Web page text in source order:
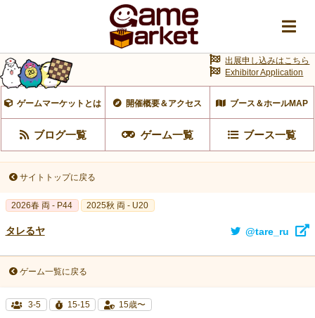
ゲームマーケットとは 開催概要＆アクセス ブース＆ホールMAP
ブログ一覧 ゲーム一覧 ブース一覧
出展申し込みはこちら
Exhibitor Application
サイトトップに戻る
2026春 両 - P44 2025秋 両 - U20
タレるヤ @tare_ru
ゲーム一覧に戻る
3-5 15-15 15歳〜